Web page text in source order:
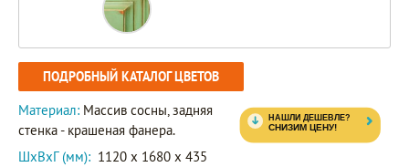
ПОДРОБНЫЙ КАТАЛОГ ЦВЕТОВ
Материал: Массив сосны, задняя
стенка - крашеная фанера.
ШxВxГ (мм): 1120 x 1680 x 435